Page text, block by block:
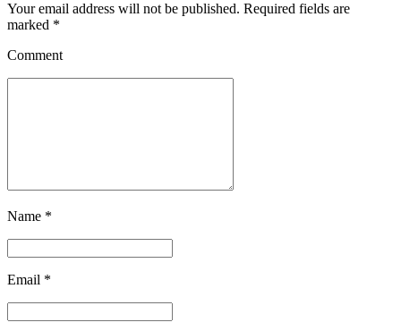
Your email address will not be published. Required fields are
marked *
Comment
Name *
Email *